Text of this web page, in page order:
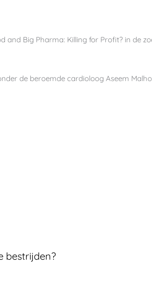
and Big Pharma: Killing for Profit? in de
de beroemde cardioloog Aseem
bestrijden?